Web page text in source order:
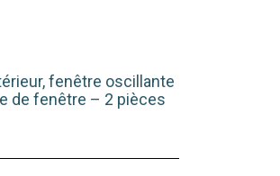
fenêtre oscillante
de fenêtre – 2 pièces